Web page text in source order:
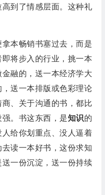
到了情感层面。这种礼
本畅销书塞过去，而是
将步入的行业，挑一本
融的，送一本经济学大
送一本排版或色彩理论
、关于沟通的书，都比
。书这东西，是知识的
给你划重点、没人逼着
读一本好书，这份求知
一份沉淀，送一份持续